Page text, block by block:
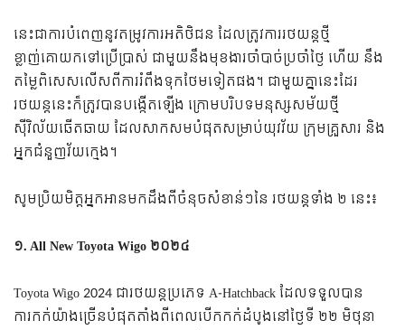
នេះជាការបំពេញនូវតម្រូវការអតិថិជន ដែលត្រូវការរថយន្តថ្មី
ខ្លាញ់គោយកទៅប្រើប្រាស់ ជាមួយនឹងមុខងារចាំបាច់ប្រចាំថ្ងៃ ហើយ នឹង
តម្លៃពិសេសលើសពីការរំពឹងទុកថែមទៀតផង។ ជាមួយគ្នានេះដែរ
រថយន្តនេះក៏ត្រូវបានបង្កើតឡើង ក្រោមបរិបទមនុស្សសម័យថ្មី
ស៊ីវិល័យឆើតឆាយ ដែលសាកសមបំផុតសម្រាប់យុវវ័យ ក្រុមគ្រួសារ និង
អ្នកជំនួញវ័យក្មេង។
សូមប្រិយមិត្តអ្នកអានមកដឹងពីចំនុចសំខាន់ៗនៃ រថយន្តទាំង ២ នេះ៖
១. All New Toyota Wigo ២០២៤
Toyota Wigo 2024 ជារថយន្តប្រភេទ A-Hatchback ដែលទទួលបាន
ការកក់យ៉ាងច្រើនបំផុតតាំងពីពេលបើកកក់ដំបូងនៅថ្ងៃទី ២២ មិថុនា